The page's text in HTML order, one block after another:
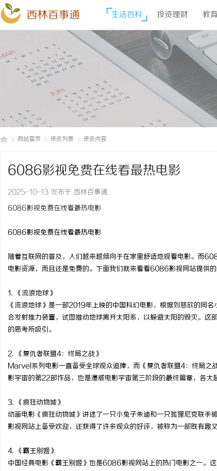
西林百事通 生活百科 投资理财 教
网站首页 资讯列表 资讯内容
6086影视免费在线看最热电影
2025-10-13 发布于 西林百事通
6086影视免费在线看最热电影
6086影视免费在线看最热电影
随着互联网的普及，人们越来越倾向于在家里舒适地观看电影。而
电影资源，而且还是免费的。下面我们就来看看6086影视网站提供
1. 《流浪地球》
《流浪地球》是一部2019年上映的中国科幻电影，根据刘慈欣的同
合发射推力装置，试图推动地球离开太阳系，以躲避太阳的毁灭。
的思考所吸引。
2. 《复仇者联盟4：终局之战》
Marvel系列电影一直备受全球观众追捧，而《复仇者联盟4：终局
影宇宙的第22部作品，也是漫威电影宇宙第三阶段的最终篇章，各
3. 《疯狂动物城》
动画电影《疯狂动物城》讲述了一只小兔子朱迪和一只狐狸尼克联
影视网站上备受欢迎，还获得了许多观众的好评，被称为一部既有趣
4. 《霸王别姬》
中国经典电影《霸王别姬》也是6086影视网站上的热门电影之一。
标转让：附带原创设计，提升品牌辨识度
ai却天天给他免费派单？